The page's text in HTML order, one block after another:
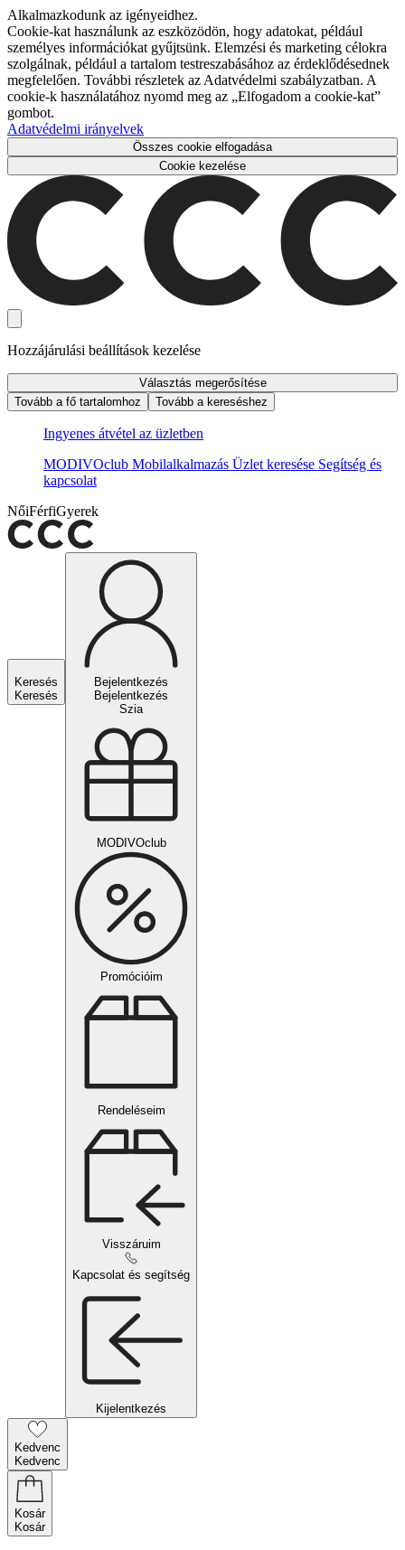
Alkalmazkodunk az igényeidhez.
Cookie-kat használunk az eszközödön, hogy adatokat, például
személyes információkat gyűjtsünk. Elemzési és marketing célokra
szolgálnak, például a tartalom testreszabásához az érdeklődésednek
megfelelően. További részletek az Adatvédelmi szabályzatban. A
cookie-k használatához nyomd meg az „Elfogadom a cookie-kat”
gombot.
Adatvédelmi irányelvek
Összes cookie elfogadása
Cookie kezelése
Hozzájárulási beállítások kezelése
Választás megerősítése
Tovább a fő tartalomhoz
Tovább a kereséshez
Ingyenes átvétel az üzletben
MODIVOclub Mobilalkalmazás Üzlet keresése Segítség és
kapcsolat
NőiFérfiGyerek
Keresés
Keresés
Bejelentkezés
Bejelentkezés
Szia
MODIVOclub
Promócióim
Rendeléseim
Visszáruim
Kapcsolat és segítség
Kijelentkezés
Kedvenc
Kedvenc
Kosár
Kosár